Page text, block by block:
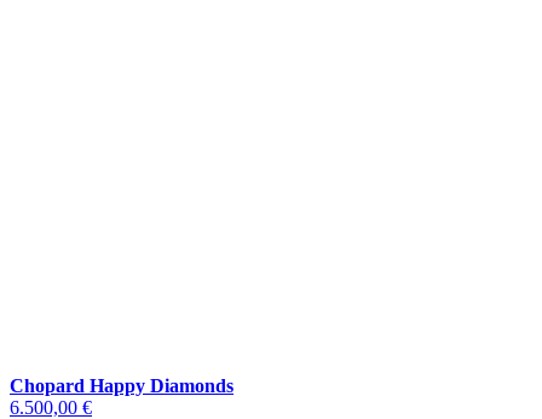
Chopard Happy Diamonds
6.500,00 €